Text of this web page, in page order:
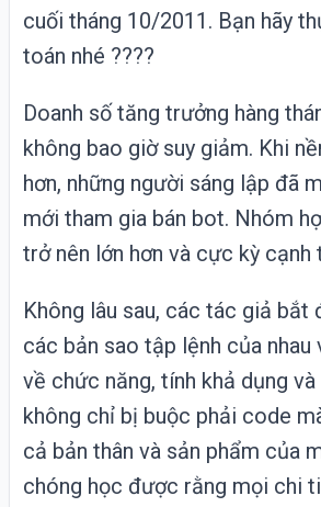
cuối tháng 10/2011. Bạn hãy
toán nhé ????
Doanh số tăng trưởng hàng
không bao giờ suy giảm. Khi
hơn, những người sáng lập đã
mới tham gia bán bot. Nhóm
trở nên lớn hơn và cực kỳ cạnh
Không lâu sau, các tác giả bắt
các bản sao tập lệnh của nhau
về chức năng, tính khả dụng và
không chỉ bị buộc phải code
cả bản thân và sản phẩm của
chóng học được rằng mọi chi